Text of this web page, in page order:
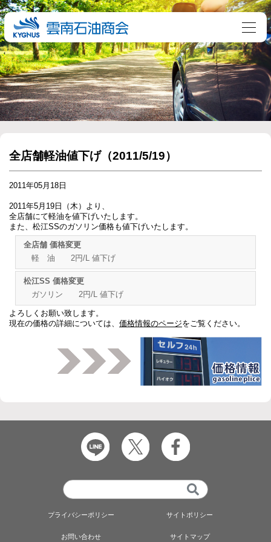
全店舗軽油値下げ（2011/5/19）
2011年05月18日
2011年5月19日（木）より、
全店舗にて軽油を値下げいたします。
また、松江SSのガソリン価格も値下げいたします。
全店舗 価格変更
軽 油 2円/L 値下げ
松江SS 価格変更
ガソリン 2円/L 値下げ
よろしくお願い致します。
現在の価格の詳細については、 価格情報のページをご覧ください。
プライバシーポリシー サイトポリシー
お問い合わせ サイトマップ